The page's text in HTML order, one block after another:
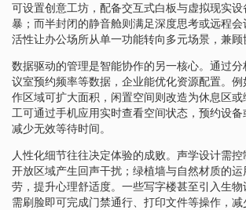
可设置创意工坊，配备交互式白板与虚拟现实
暴；而半封闭的静音舱则满足深度思考或远程会
活性让办公场所从单一功能转向多元场景，兼顾
数据驱动的管理是智能协作的另一核心。通过
议室预约频率等数据，企业能优化资源配置。
作区域可扩大面积，闲置空间则改造为休息区
工可通过手机应用实时查看空间状态，预约设备
减少无效等待时间。
人性化细节往往决定体验的成败。声学设计需
开放区域产生回声干扰；绿植墙与自然材质的运
劳，提升心理舒适度。一些写字楼甚至引入生物
需刷脸即可完成门禁通行、打印文件等操作，减